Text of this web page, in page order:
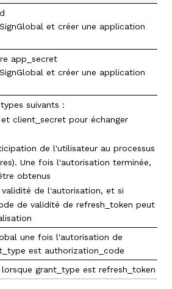
et créer une application
app_secret
et créer une application
suivants :
client_secret pour échanger
de l'utilisateur au processus
Une fois l'autorisation terminée,
obtenus
de l'autorisation, et si
de validité de refresh_token peut
une fois l'autorisation de
est authorization_code
grant_type est refresh_token